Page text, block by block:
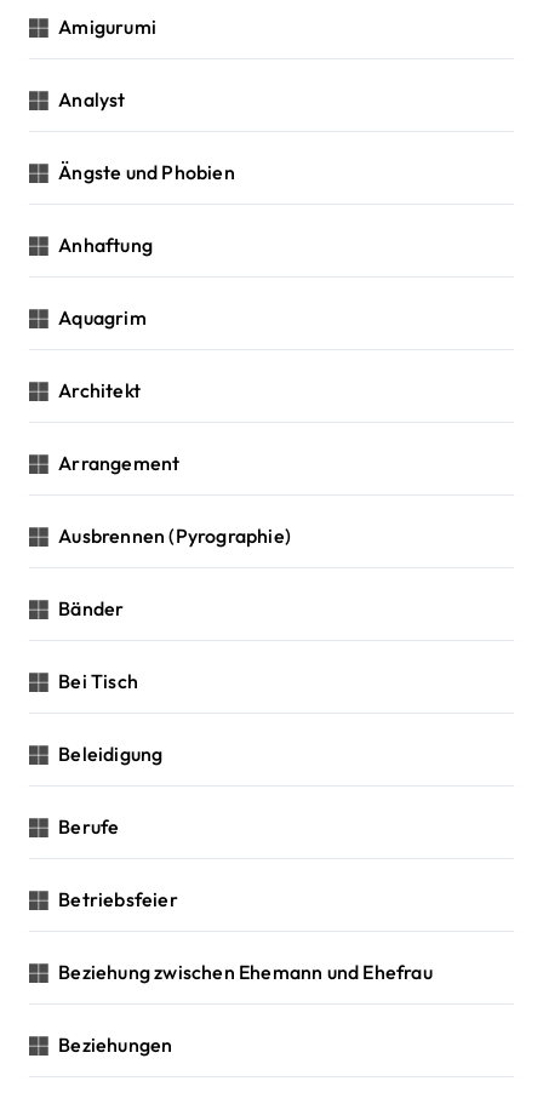
Amigurumi
Analyst
Ängste und Phobien
Anhaftung
Aquagrim
Architekt
Arrangement
Ausbrennen (Pyrographie)
Bänder
Bei Tisch
Beleidigung
Berufe
Betriebsfeier
Beziehung zwischen Ehemann und Ehefrau
Beziehungen